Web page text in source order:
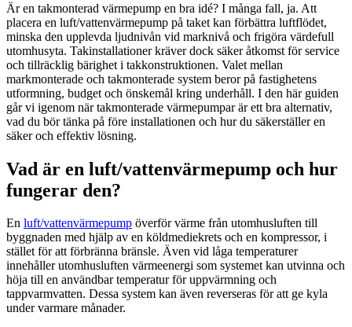
Är en takmonterad värmepump en bra idé? I många fall, ja. Att
placera en luft/vattenvärmepump på taket kan förbättra luftflödet,
minska den upplevda ljudnivån vid marknivå och frigöra värdefull
utomhusyta. Takinstallationer kräver dock säker åtkomst för service
och tillräcklig bärighet i takkonstruktionen. Valet mellan
markmonterade och takmonterade system beror på fastighetens
utformning, budget och önskemål kring underhåll. I den här guiden
går vi igenom när takmonterade värmepumpar är ett bra alternativ,
vad du bör tänka på före installationen och hur du säkerställer en
säker och effektiv lösning.
Vad är en luft/vattenvärmepump och hur
fungerar den?
En luft/vattenvärmepump överför värme från utomhusluften till
byggnaden med hjälp av en köldmediekrets och en kompressor, i
stället för att förbränna bränsle. Även vid låga temperaturer
innehåller utomhusluften värmeenergi som systemet kan utvinna och
höja till en användbar temperatur för uppvärmning och
tappvarmvatten. Dessa system kan även reverseras för att ge kyla
under varmare månader.